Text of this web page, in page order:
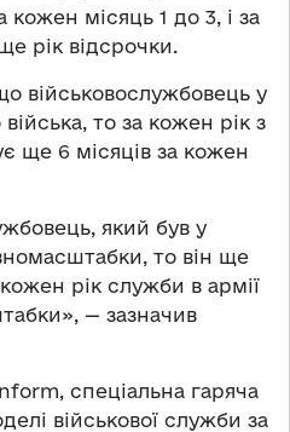
кожен місяць 1 до 3, і за
рік відсрочки.
військовослужбовець у
то за кожен рік з
ще 6 місяців за кожен
який був у
то він ще
рік служби в армії
— зазначив
спеціальна гаряча
військової служби за